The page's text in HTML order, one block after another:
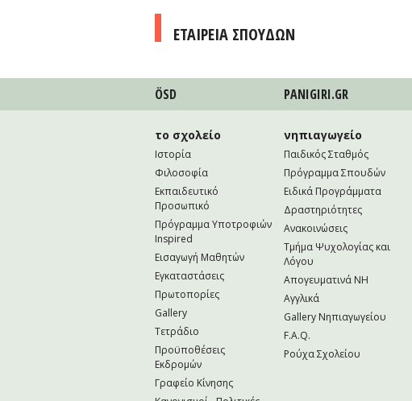
ΕΤΑΙΡΕΙΑ ΣΠΟΥΔΩΝ
ÖSD PANIGIRI.GR
το σχολείο
Ιστορία
Φιλοσοφία
Εκπαιδευτικό
Προσωπικό
Πρόγραμμα Υποτροφιών
Inspired
Εισαγωγή Μαθητών
Εγκαταστάσεις
Πρωτοπορίες
Gallery
Τετράδιο
Προϋποθέσεις
Εκδρομών
Γραφείο Κίνησης
νηπιαγωγείο
Παιδικός Σταθμός
Πρόγραμμα Σπουδών
Ειδικά Προγράμματα
Δραστηριότητες
Ανακοινώσεις
Τμήμα Ψυχολογίας και
Λόγου
Απογευματινά NH
Αγγλικά
Gallery Νηπιαγωγείου
F.A.Q.
Ρούχα Σχολείου